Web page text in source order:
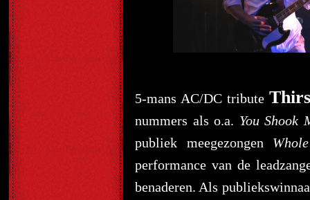
5-mans AC/DC tribute
nummers als o.a. You Shook
publiek meegezongen
performance van de
benaderen. Als